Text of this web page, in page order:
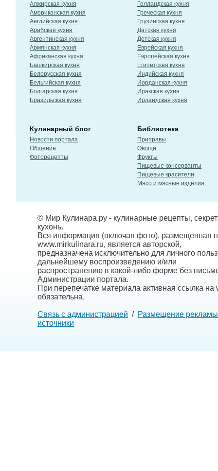
Алжирская кухня
Американская кухня
Английская кухня
Арабская кухня
Аргентинская кухня
Армянская кухня
Африканская кухня
Башкирская кухня
Белорусская кухня
Бельгийская кухня
Болгарская кухня
Бразильская кухня
Голландская кухня
Греческая кухня
Грузинская кухня
Датская кухня
Детская кухня
Еврейская кухня
Европейская кухня
Египетская кухня
Индийская кухня
Иорданская кухня
Иракская кухня
Ирландская кухня
Кулинарный блог
Новости портала
Общение
Фоторецепты
Библиотека
Приправы
Овощи
Фрукты
Пищевые консерванты
Пищевые красители
Мясо и мясные изделия
© Мир Кулинара.ру - кулинарные рецепты,
кухонь.
Вся информация (включая фото), размещенная
www.mirkulinara.ru, является авторской,
предназначена исключительно для личного
дальнейшему воспроизведению и/или
распространению в какой-либо форме без
Администрации портала.
При перепечатке материала активная ссылка на
обязательна.
Связь с администрацией / Размещение рекламы
источники